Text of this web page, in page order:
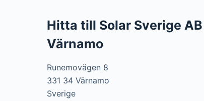
Hitta till Solar Sverige AB
Värnamo
Runemovägen 8
331 34 Värnamo
Sverige